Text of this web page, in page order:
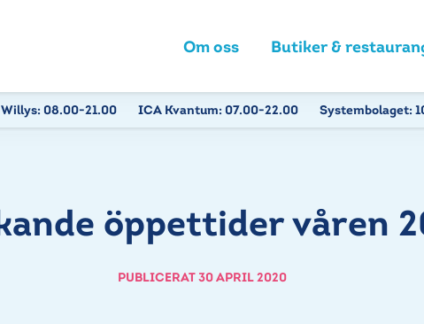
Om oss Butiker &
Willys: 08.00-21.00 ICA Kvantum: 07.00-22.00 Systembolaget:
öppettider våren
PUBLICERAT 30 APRIL 2020